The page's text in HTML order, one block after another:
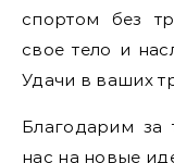
спортом без
свое тело и
Удачи в ваших
Благодарим за
нас на новые